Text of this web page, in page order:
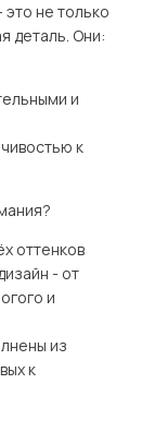
не только
деталь. Они:
и
к
оттенков
- от
и
из
к